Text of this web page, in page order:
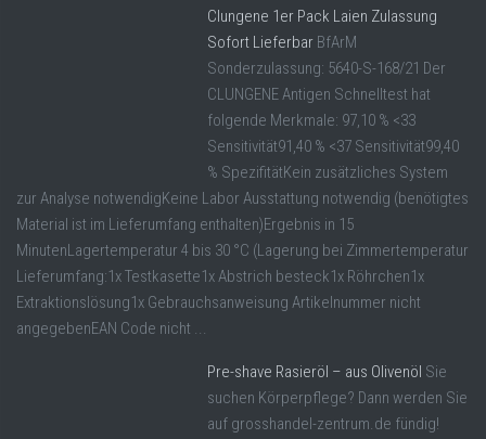
Clungene 1er Pack Laien Zulassung
Sofort Lieferbar BfArM
Sonderzulassung: 5640-S-168/21 Der
CLUNGENE Antigen Schnelltest hat
folgende Merkmale: 97,10 % <33
Sensitivität91,40 % <37 Sensitivität99,40
% SpezifitätKein zusätzliches System
zur Analyse notwendigKeine Labor Ausstattung notwendig (benötigtes
Material ist im Lieferumfang enthalten)Ergebnis in 15
MinutenLagertemperatur 4 bis 30 °C (Lagerung bei Zimmertemperatur
Lieferumfang:1x Testkasette1x Abstrich besteck1x Röhrchen1x
Extraktionslösung1x Gebrauchsanweisung Artikelnummer nicht
angegebenEAN Code nicht ...
Pre-shave Rasieröl – aus Olivenöl Sie
suchen Körperpflege? Dann werden Sie
auf grosshandel-zentrum.de fündig!